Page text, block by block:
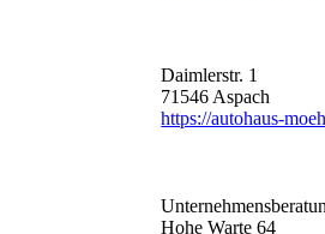
Daimlerstr. 1
71546 Aspach
https://autohaus-
Hohe Warte 64